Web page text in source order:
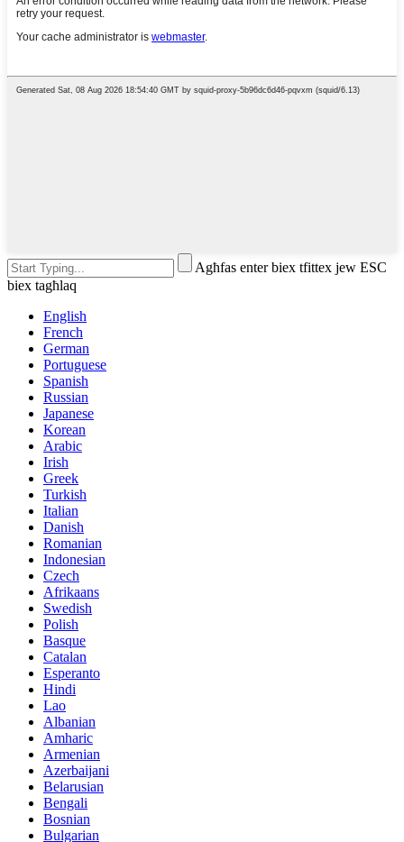
Agħfas enter biex tfittex jew ESC
biex tagħlaq
English
French
German
Portuguese
Spanish
Russian
Japanese
Korean
Arabic
Irish
Greek
Turkish
Italian
Danish
Romanian
Indonesian
Czech
Afrikaans
Swedish
Polish
Basque
Catalan
Esperanto
Hindi
Lao
Albanian
Amharic
Armenian
Azerbaijani
Belarusian
Bengali
Bosnian
Bulgarian